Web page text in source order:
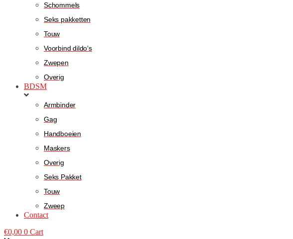
Schommels
Seks pakketten
Touw
Voorbind dildo’s
Zwepen
Overig
BDSM
Armbinder
Gag
Handboeien
Maskers
Overig
Seks Pakket
Touw
Zweep
Contact
€0,00 0 Cart